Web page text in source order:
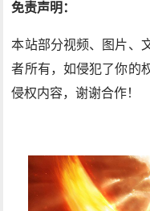
免责声明：
本站部分视频、图片、
者所有，如侵犯了你的
侵权内容，谢谢合作！